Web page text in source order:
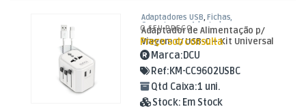
Adaptadores USB, Fichas,
Conectores e Adaptadores
Adaptador de Alimentação p/
Viagem c/ USB-C – Kit Universal
O SEU PREÇO
Preço sob consulta
Marca:DCU
Ref:KM-CC9602USBC
Qtd Caixa:1 uni.
Stock: Em Stock